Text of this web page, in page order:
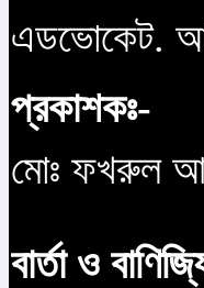
এডভোকেট.
প্রকাশকঃ-
মোঃ ফখরুল
বার্তা ও